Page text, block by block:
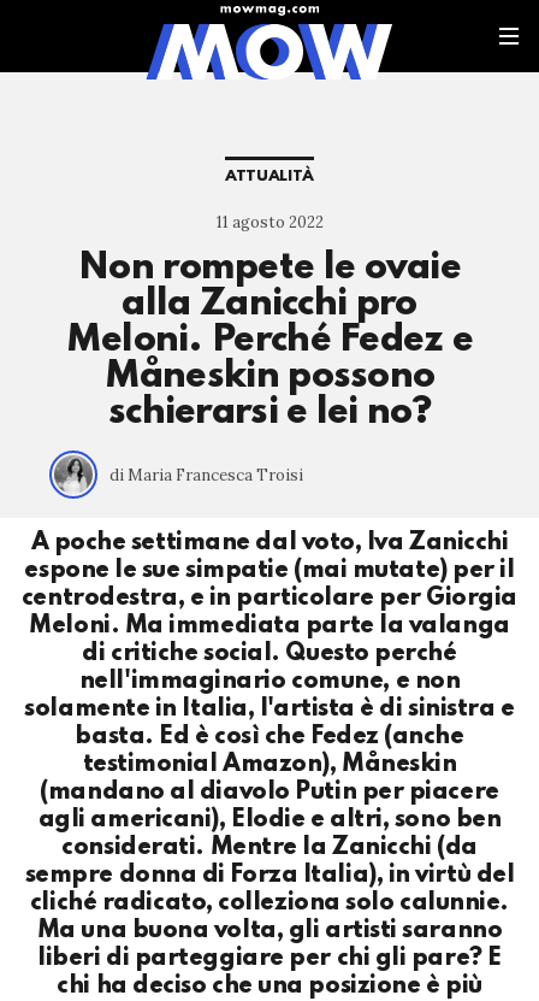
ATTUALITÀ
11 agosto 2022
Non rompete le ovaie
alla Zanicchi pro
Meloni. Perché Fedez e
Måneskin possono
schierarsi e lei no?
di Maria Francesca Troisi
A poche settimane dal voto, Iva Zanicchi
espone le sue simpatie (mai mutate) per il
centrodestra, e in particolare per Giorgia
Meloni. Ma immediata parte la valanga
di critiche social. Questo perché
nell'immaginario comune, e non
solamente in Italia, l'artista è di sinistra e
basta. Ed è così che Fedez (anche
testimonial Amazon), Måneskin
(mandano al diavolo Putin per piacere
agli americani), Elodie e altri, sono ben
considerati. Mentre la Zanicchi (da
sempre donna di Forza Italia), in virtù del
cliché radicato, colleziona solo calunnie.
Ma una buona volta, gli artisti saranno
liberi di parteggiare per chi gli pare? E
chi ha deciso che una posizione è più